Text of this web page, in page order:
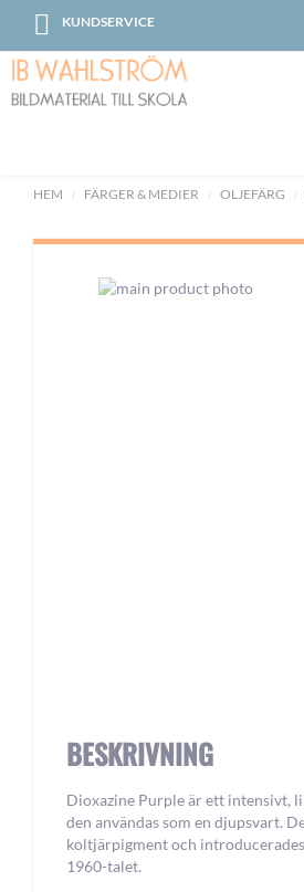
KUNDSERVICESkip
Content
HEM FÄRGER & MEDIER OLJEFÄRG
of
images
gallery
BESKRIVNING
Dioxazine Purple är ett intensivt,
den användas som en djupsvart.
koltjärpigment och
1960-talet.